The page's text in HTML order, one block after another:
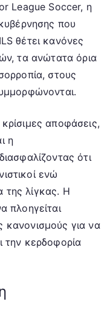
League Soccer, η
που
θέτει κανόνες
τα ανώτατα όρια
στους
αποφάσεις,
η
ότι
ενώ
της λίγκας. Η
πλοηγείται
κανονισμούς για να
την κερδοφορία